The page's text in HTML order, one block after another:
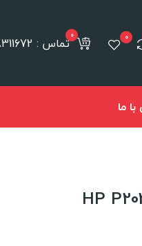
0 تماس : 02188311672-021884910130
ما